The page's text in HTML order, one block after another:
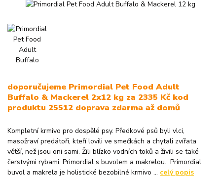
doporučujeme Primordial Pet Food Adult
Buffalo & Mackerel 2x12 kg za 2335 Kč kod
produktu 25512 doprava zdarma až domů
Kompletní krmivo pro dospělé psy. Předkové psů byli vlci,
masožraví predátoři, kteří lovili ve smečkách a chytali zvířata
větší, než jsou oni sami. Žili blízko vodních toků a živili se také
čerstvými rybami. Primordial s buvolem a makrelou. Primordial
buvol a makrela je holistické bezobilné krmivo ... celý popis